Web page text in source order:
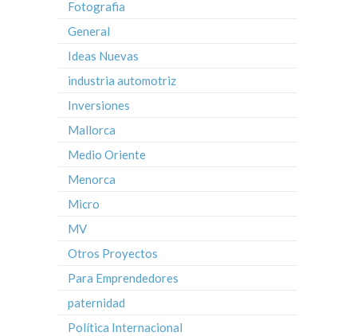
Fotografia
General
Ideas Nuevas
industria automotriz
Inversiones
Mallorca
Medio Oriente
Menorca
Micro
MV
Otros Proyectos
Para Emprendedores
paternidad
Política Internacional